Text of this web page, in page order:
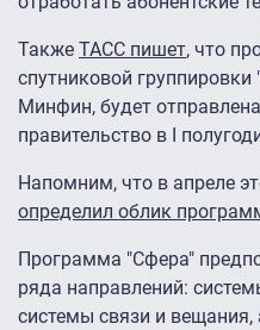
Также ТАСС пишет, что
спутниковой
Минфин, будет
правительство в I
Напомним, что в апреле
определил облик
Программа "Сфера"
ряда направлений:
системы связи и